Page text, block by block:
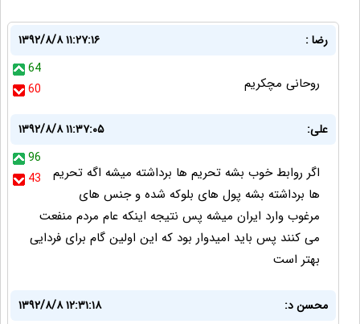
رضا :
۱۳۹۲/۸/۸ ۱۱:۲۷:۱۶
64
60
روحانی مچکریم
علی:
۱۳۹۲/۸/۸ ۱۱:۳۷:۰۵
96
43
اگر روابط خوب بشه تحریم ها برداشته میشه اگه تحریم
ها برداشته بشه پول های بلوکه شده و جنس های
مرغوب وارد ایران میشه پس نتیجه اینکه عام مردم منفعت
می کنند پس باید امیدوار بود که این اولین گام برای فردایی
بهتر است
محسن د:
۱۳۹۲/۸/۸ ۱۲:۳۱:۱۸